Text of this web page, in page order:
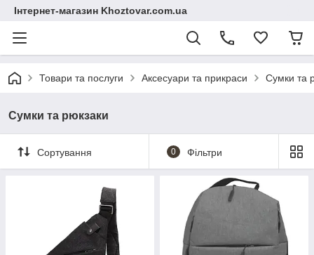
Інтернет-магазин Khoztovar.com.ua
Товари та послуги Аксесуари та прикраси Сумки та
Сумки та рюкзаки
Сортування 0 Фільтри